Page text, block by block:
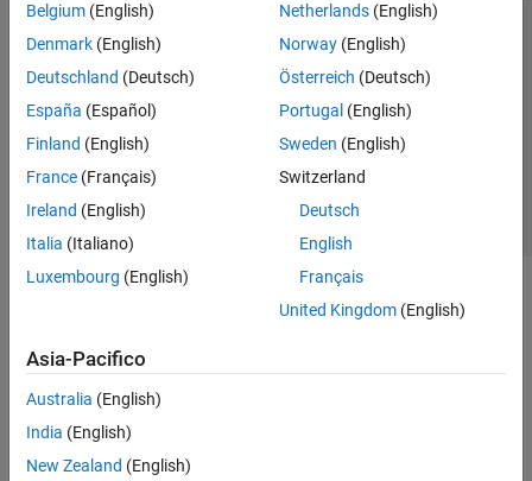
Belgium (English)
Denmark (English)
Deutschland (Deutsch)
España (Español)
Finland (English)
France (Français)
Ireland (English)
Italia (Italiano)
Luxembourg (English)
Netherlands(English)
Norway(English)
Österreich (Deutsch)
Portugal (English)
Sweden (English)
Switzerland
Deutsch
English
Français
United Kingdom(English)
Asia-Pacifico
Australia (English)
India (English)
New Zealand (English)
Centro di fiducia
Informativa sulla privacy
Antipirateria
Stato dell'applicazione
Contatti
© 1994-2026 The MathWorks, Inc.